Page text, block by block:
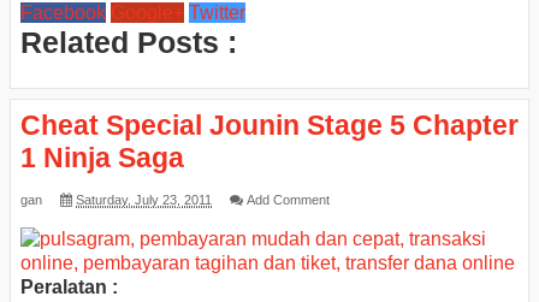
Facebook Google+ Twitter
Related Posts :
Cheat Special Jounin Stage 5 Chapter
1 Ninja Saga
gan Saturday, July 23, 2011 Add Comment
Peralatan :